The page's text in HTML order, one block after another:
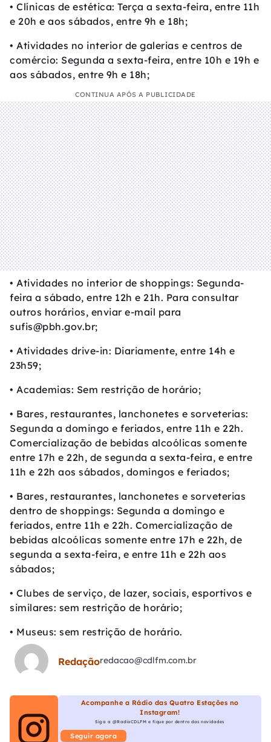
• Clínicas de estética: Terça a sexta-feira, entre 11h
e 20h e aos sábados, entre 9h e 18h;
• Atividades no interior de galerias e centros de
comércio: Segunda a sexta-feira, entre 10h e 19h e
aos sábados, entre 9h e 18h;
CONTINUA APÓS A PUBLICIDADE
• Atividades no interior de shoppings: Segunda-
feira a sábado, entre 12h e 21h. Para consultar
outros horários, enviar e-mail para
sufis@pbh.gov.br;
• Atividades drive-in: Diariamente, entre 14h e
23h59;
• Academias: Sem restrição de horário;
• Bares, restaurantes, lanchonetes e sorveterias:
Segunda a domingo e feriados, entre 11h e 22h.
Comercialização de bebidas alcoólicas somente
entre 17h e 22h, de segunda a sexta-feira, e entre
11h e 22h aos sábados, domingos e feriados;
• Bares, restaurantes, lanchonetes e sorveterias
dentro de shoppings: Segunda a domingo e
feriados, entre 11h e 22h. Comercialização de
bebidas alcoólicas somente entre 17h e 22h, de
segunda a sexta-feira, e entre 11h e 22h aos
sábados;
• Clubes de serviço, de lazer, sociais, esportivos e
similares: sem restrição de horário;
• Museus: sem restrição de horário.
Redaçãoredacao@cdlfm.com.br
Acompanhe a Rádio das Quatro Estações no
Instagram!
Siga a @RadioCDLFM e fique por dentro das novidades
Seguir agora